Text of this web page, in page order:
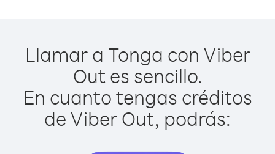
Llamar a Tonga con Viber
Out es sencillo.
En cuanto tengas créditos
de Viber Out, podrás: